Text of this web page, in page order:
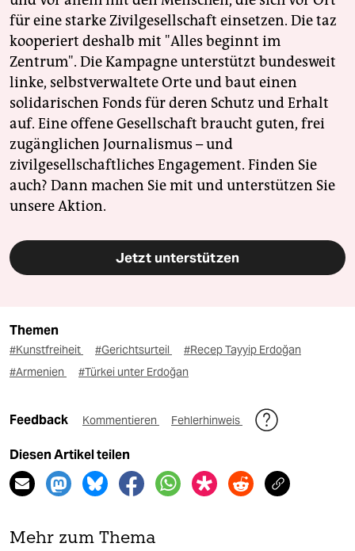
für eine starke Zivilgesellschaft einsetzen. Die taz
kooperiert deshalb mit "Alles beginnt im
Zentrum". Die Kampagne unterstützt bundesweit
linke, selbstverwaltete Orte und baut einen
solidarischen Fonds für deren Schutz und Erhalt
auf. Eine offene Gesellschaft braucht guten, frei
zugänglichen Journalismus – und
zivilgesellschaftliches Engagement. Finden Sie
auch? Dann machen Sie mit und unterstützen Sie
unsere Aktion.
Jetzt unterstützen
Themen
#Kunstfreiheit #Gerichtsurteil
#Recep Tayyip Erdoğan
#Armenien
#Türkei unter Erdoğan
Feedback Kommentieren Fehlerhinweis
Diesen Artikel teilen
Mehr zum Thema